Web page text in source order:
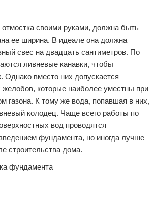
отмостка своими руками, должна быть
ее ширина. В идеале она должна
свес на двадцать сантиметров. По
ливневые канавки, чтобы
Однако вместо них допускается
желобов, которые наиболее уместны при
газона. К тому же вода, попавшая в них,
колодец. Чаще всего работы по
вод проводятся
фундамента, но иногда лучше
строительства дома.